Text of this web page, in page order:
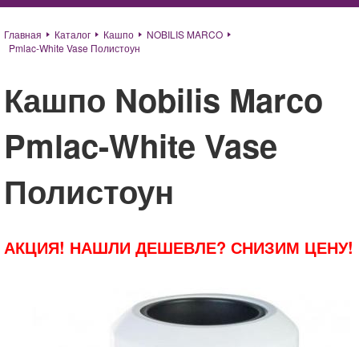
Главная Каталог Кашпо
NOBILIS MARCO
Pmlac-White Vase Полистоун
Кашпо Nobilis Marco
Pmlac-White Vase
Полистоун
АКЦИЯ! НАШЛИ ДЕШЕВЛЕ? СНИЗИМ ЦЕНУ!